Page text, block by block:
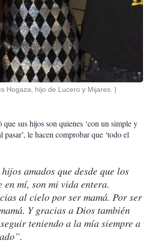
Hogaza, hijo de Lucero y Mijares.
que sus hijos son quienes ‘con un simple y
le hacen comprobar que ‘todo el
amados que desde que los
en mí, son mi vida entera.
al cielo por ser mamá. Por ser
Y gracias a Dios también
teniendo a la mía siempre a